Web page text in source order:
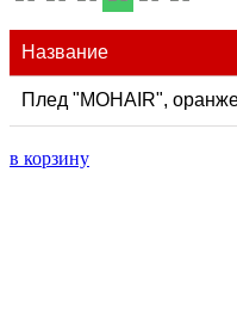
Название
Плед "MOHAIR",
в корзину